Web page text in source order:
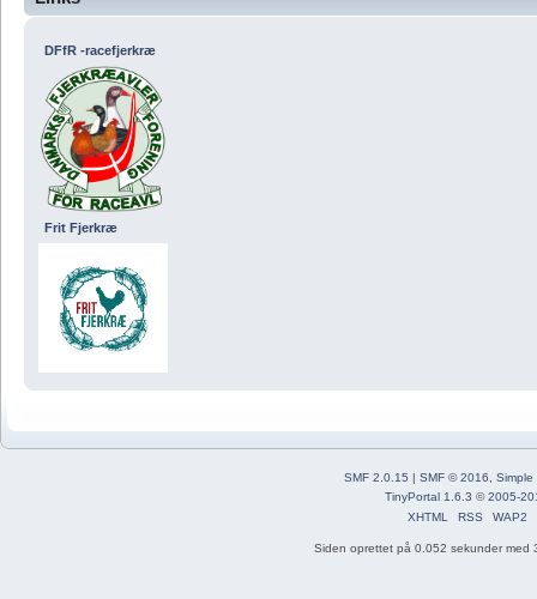
DFfR -racefjerkræ
Frit Fjerkræ
SMF 2.0.15 | SMF © 2016
Simple
TinyPortal 1.6.3 ©2005-
XHTML
RSS WAP2
Siden oprettet på 0.052 sekunder med